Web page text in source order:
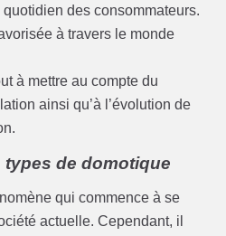
des consommateurs.
à travers le monde
à mettre au compte du
ainsi qu’à l’évolution de
de domotique
qui commence à se
actuelle. Cependant, il